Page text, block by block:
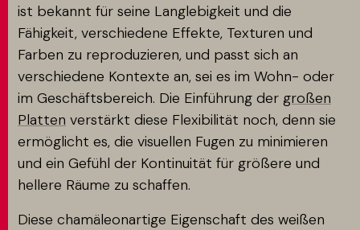
ist bekannt für seine Langlebigkeit und die
Fähigkeit, verschiedene Effekte, Texturen und
Farben zu reproduzieren, und passt sich an
verschiedene Kontexte an, sei es im Wohn- oder
im Geschäftsbereich. Die Einführung der großen
Platten verstärkt diese Flexibilität noch, denn sie
ermöglicht es, die visuellen Fugen zu minimieren
und ein Gefühl der Kontinuität für größere und
hellere Räume zu schaffen.
Diese chamäleonartige Eigenschaft des weißen